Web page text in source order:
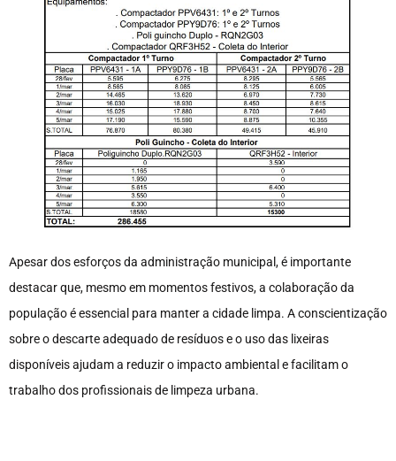
Apesar dos esforços da administração municipal, é importante
destacar que, mesmo em momentos festivos, a colaboração da
população é essencial para manter a cidade limpa. A conscientização
sobre o descarte adequado de resíduos e o uso das lixeiras
disponíveis ajudam a reduzir o impacto ambiental e facilitam o
trabalho dos profissionais de limpeza urbana.